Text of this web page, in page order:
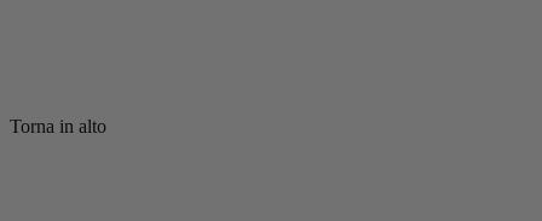
Torna in alto